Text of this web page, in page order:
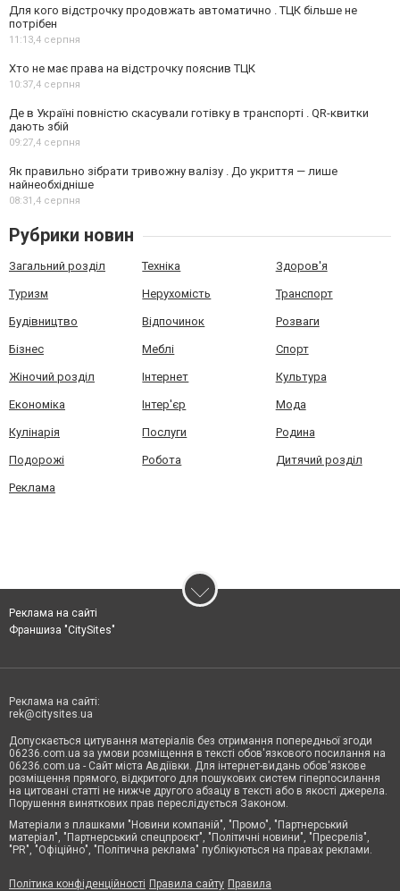
Для кого відстрочку продовжать автоматично . ТЦК більше не
потрібен
11:13,4 серпня
Хто не має права на відстрочку пояснив ТЦК
10:37,4 серпня
Де в Україні повністю скасували готівку в транспорті . QR-квитки
дають збій
09:27,4 серпня
Як правильно зібрати тривожну валізу . До укриття — лише
найнеобхідніше
08:31,4 серпня
Рубрики новин
Загальний розділ Техніка Здоров'я
Туризм Нерухомість Транспорт
Будівництво Відпочинок Розваги
Бізнес Меблі Спорт
Жіночий розділ Інтернет Культура
Економіка Інтер'єр Мода
Кулінарія Послуги Родина
Подорожі Робота Дитячий розділ
Реклама
Реклама на сайті
Франшиза "CitySites"
Реклама на сайті:
rek@citysites.ua
Допускається цитування матеріалів без отримання попередньої згоди
06236.com.ua за умови розміщення в тексті обов'язкового посилання на
06236.com.ua - Сайт міста Авдіївки. Для інтернет-видань обов'язкове
розміщення прямого, відкритого для пошукових систем гіперпосилання
на цитовані статті не нижче другого абзацу в тексті або в якості джерела.
Порушення виняткових прав переслідується Законом.
Матеріали з плашками "Новини компаній", "Промо", "Партнерський
матеріал", "Партнерський спецпроєкт", "Політичні новини", "Пресреліз",
"PR", "Офіційно", "Політична реклама" публікуються на правах реклами.
Політика конфіденційності Правила сайту Правила